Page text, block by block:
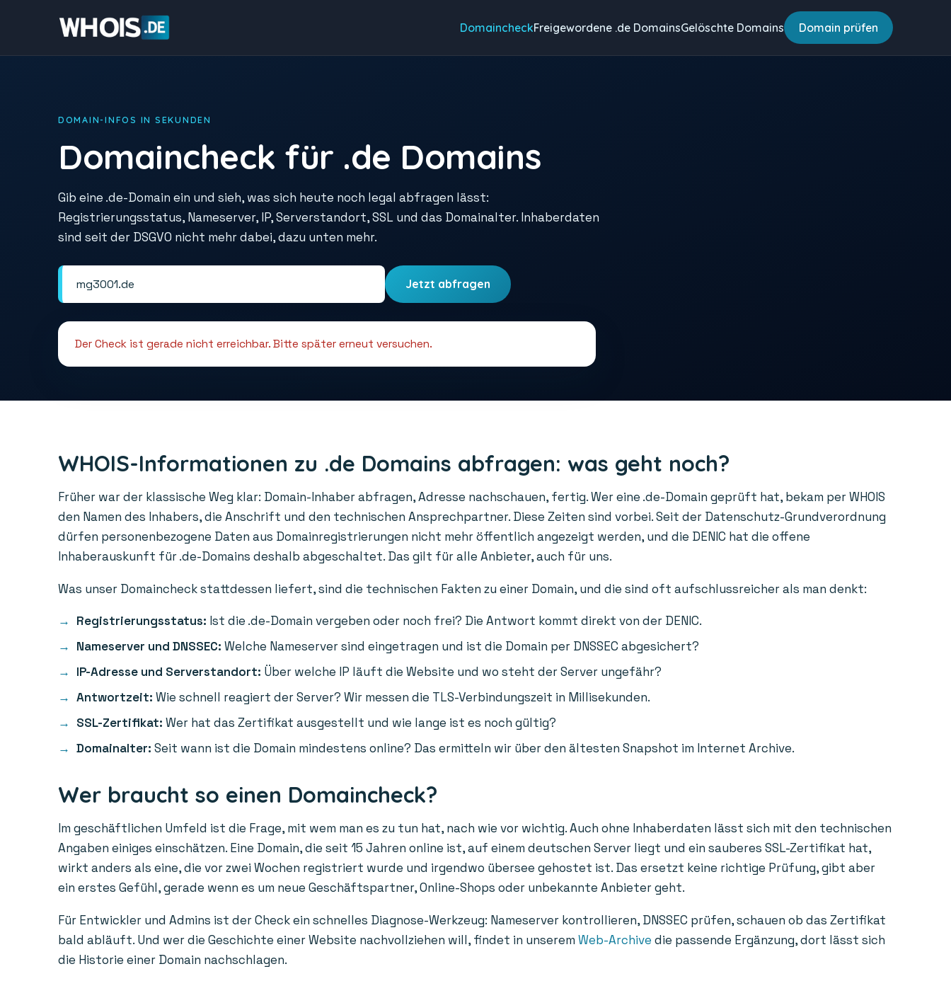
DomaincheckFreigewordene .de DomainsGelöschte Domains Domain prüfen
DOMAIN-INFOS IN SEKUNDEN
Domaincheck für .de Domains
Gib eine .de-Domain ein und sieh, was sich heute noch legal abfragen lässt:
Registrierungsstatus, Nameserver, IP, Serverstandort, SSL und das Domainalter. Inhaberdaten
sind seit der DSGVO nicht mehr dabei, dazu unten mehr.
Jetzt abfragen
Der Check ist gerade nicht erreichbar. Bitte später erneut versuchen.
WHOIS-Informationen zu .de Domains abfragen: was geht noch?
Früher war der klassische Weg klar: Domain-Inhaber abfragen, Adresse nachschauen, fertig. Wer eine .de-Domain geprüft hat, bekam per WHOIS
den Namen des Inhabers, die Anschrift und den technischen Ansprechpartner. Diese Zeiten sind vorbei. Seit der Datenschutz-Grundverordnung
dürfen personenbezogene Daten aus Domainregistrierungen nicht mehr öffentlich angezeigt werden, und die DENIC hat die offene
Inhaberauskunft für .de-Domains deshalb abgeschaltet. Das gilt für alle Anbieter, auch für uns.
Was unser Domaincheck stattdessen liefert, sind die technischen Fakten zu einer Domain, und die sind oft aufschlussreicher als man denkt:
Registrierungsstatus: Ist die .de-Domain vergeben oder noch frei? Die Antwort kommt direkt von der DENIC.
Nameserver und DNSSEC: Welche Nameserver sind eingetragen und ist die Domain per DNSSEC abgesichert?
IP-Adresse und Serverstandort: Über welche IP läuft die Website und wo steht der Server ungefähr?
Antwortzeit: Wie schnell reagiert der Server? Wir messen die TLS-Verbindungszeit in Millisekunden.
SSL-Zertifikat: Wer hat das Zertifikat ausgestellt und wie lange ist es noch gültig?
Domainalter: Seit wann ist die Domain mindestens online? Das ermitteln wir über den ältesten Snapshot im Internet Archive.
Wer braucht so einen Domaincheck?
Im geschäftlichen Umfeld ist die Frage, mit wem man es zu tun hat, nach wie vor wichtig. Auch ohne Inhaberdaten lässt sich mit den technischen
Angaben einiges einschätzen. Eine Domain, die seit 15 Jahren online ist, auf einem deutschen Server liegt und ein sauberes SSL-Zertifikat hat,
wirkt anders als eine, die vor zwei Wochen registriert wurde und irgendwo übersee gehostet ist. Das ersetzt keine richtige Prüfung, gibt aber
ein erstes Gefühl, gerade wenn es um neue Geschäftspartner, Online-Shops oder unbekannte Anbieter geht.
Für Entwickler und Admins ist der Check ein schnelles Diagnose-Werkzeug: Nameserver kontrollieren, DNSSEC prüfen, schauen ob das Zertifikat
bald abläuft. Und wer die Geschichte einer Website nachvollziehen will, findet in unserem Web-Archive die passende Ergänzung, dort lässt sich
die Historie einer Domain nachschlagen.